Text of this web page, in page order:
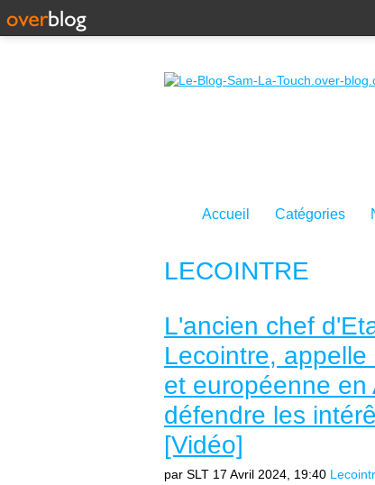
Accueil Catégories
LECOINTRE
L'ancien chef
Lecointre,
et européenne
défendre les
[Vidéo]
par SLT 17 Avril 2024, 19:40